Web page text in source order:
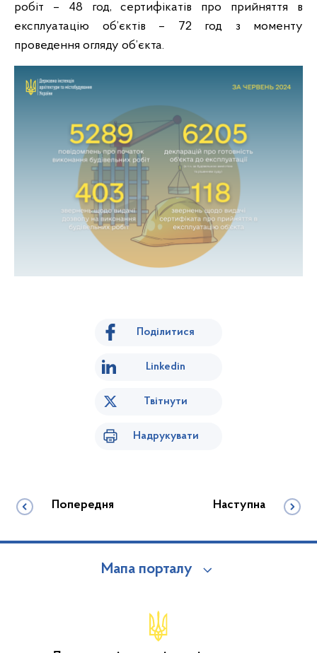
робіт – 48 год, сертифікатів про прийняття в
експлуатацію об’єктів – 72 год з моменту
проведення огляду об’єкта.
Поділитися
Linkedin
Твітнути
Надрукувати
Попередня Наступна
Мапа порталу